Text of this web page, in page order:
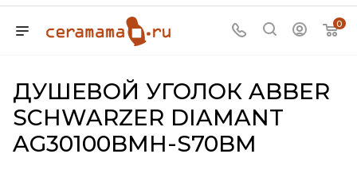
0
ДУШЕВОЙ УГОЛОК ABBER
SCHWARZER DIAMANT
AG30100BMH-S70BM